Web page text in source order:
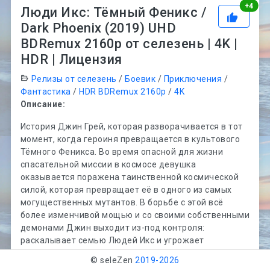
+4
Люди Икс: Тёмный Феникс /
Dark Phoenix (2019) UHD
BDRemux 2160p от селезень | 4K |
HDR | Лицензия
Релизы от селезень / Боевик / Приключения /
Фантастика / HDR BDRemux 2160p /4K
Описание:
История Джин Грей, которая разворачивается в тот
момент, когда героиня превращается в культового
Тёмного Феникса. Во время опасной для жизни
спасательной миссии в космосе девушка
оказывается поражена таинственной космической
силой, которая превращает её в одного из самых
могущественных мутантов. В борьбе с этой всё
более изменчивой мощью и со своими собственными
демонами Джин выходит из-под контроля:
раскалывает семью Людей Икс и угрожает
уничтожить всю нашу планету.
© seleZen2019-2026